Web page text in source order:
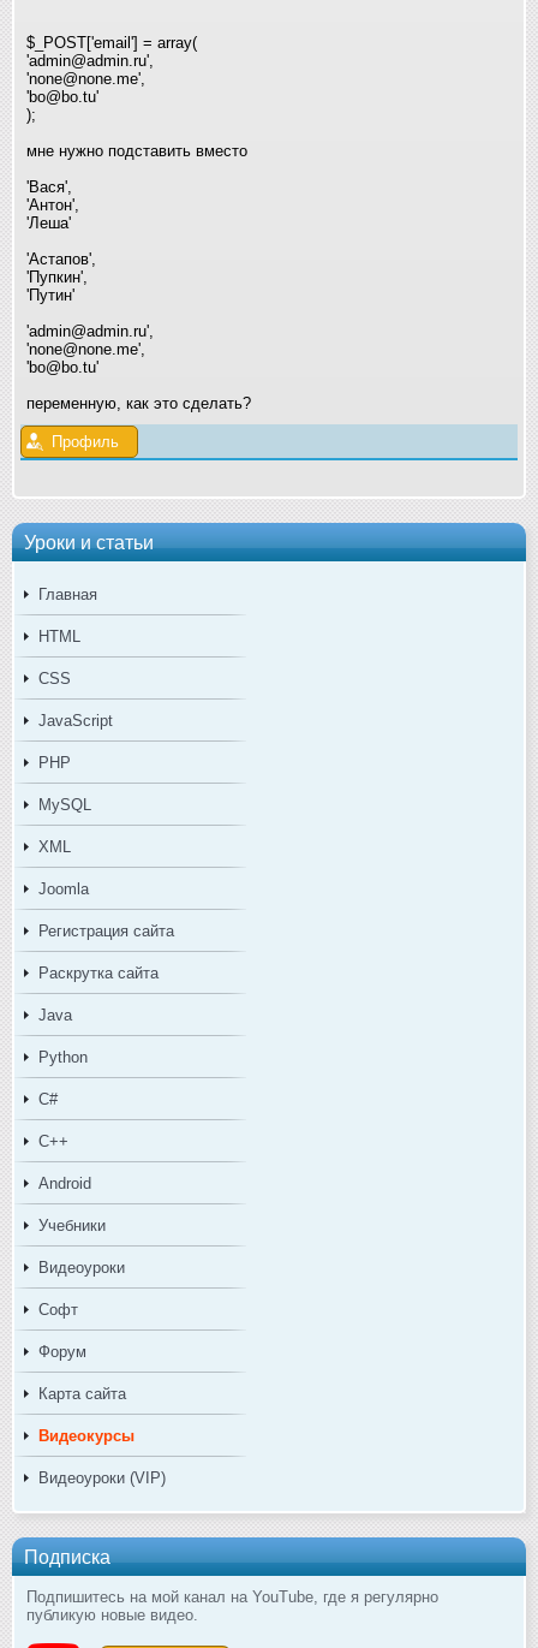
Уроки и статьи
Главная
HTML
CSS
JavaScript
PHP
MySQL
XML
Joomla
Регистрация сайта
Раскрутка сайта
Java
Python
C#
C++
Android
Учебники
Видеоуроки
Софт
Форум
Карта сайта
Видеокурсы
Видеоуроки (VIP)
Подписка
Подпишитесь на мой канал на YouTube, где я регулярно
публикую новые видео.
$_POST['email'] = array(
'admin@admin.ru',
'none@none.me',
'bo@bo.tu'
);
мне нужно подставить вместо
'Вася',
'Антон',
'Леша'
'Астапов',
'Пупкин',
'Путин'
'admin@admin.ru',
'none@none.me',
'bo@bo.tu'
переменную, как это сделать?
Профиль